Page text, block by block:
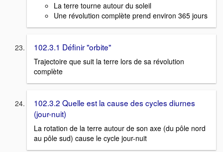
La terre tourne autour du soleil
Une révolution complète prend environ 365 jours
102.3.1 Définir "orbite"
Trajectoire que suit la terre lors de sa révolution
complète
102.3.2 Quelle est la cause des cycles diurnes
(jour-nuit)
La rotation de la terre autour de son axe (du pôle nord
au pôle sud) cause le cycle jour-nuit